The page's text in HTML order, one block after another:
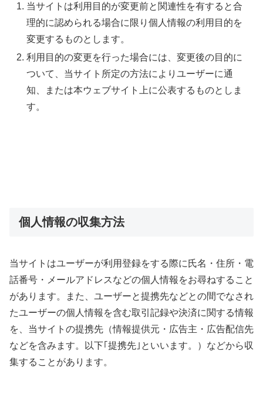
当サイトは利用目的が変更前と関連性を有すると合
理的に認められる場合に限り個人情報の利用目的を
変更するものとします。
利用目的の変更を行った場合には、変更後の目的に
ついて、当サイト所定の方法によりユーザーに通
知、または本ウェブサイト上に公表するものとしま
す。
個人情報の収集方法
当サイトはユーザーが利用登録をする際に氏名・住所・電
話番号・メールアドレスなどの個人情報をお尋ねすること
があります。また、ユーザーと提携先などとの間でなされ
たユーザーの個人情報を含む取引記録や決済に関する情報
を、当サイトの提携先（情報提供元・広告主・広告配信先
などを含みます。以下｢提携先｣といいます。）などから収
集することがあります。